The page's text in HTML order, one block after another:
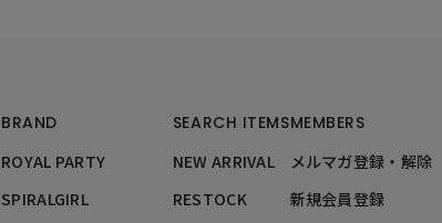
BRAND
ROYAL PARTY
SPIRALGIRL
SEARCH ITEMS
NEW ARRIVAL
RESTOCK
MEMBERS
メルマガ登録・解除
新規会員登録